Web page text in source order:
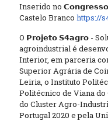
Inserido no
Castelo Branco https://
O 𝗣𝗿𝗼𝗷𝗲𝘁𝗼 𝗦𝟰𝗮𝗴𝗿𝗼 -
agroindustrial é
Interior, em parceria
Superior Agrária de
Leiria, o Instituto
Politécnico de Viana do
do Cluster Agro-
Portugal 2020 e pela